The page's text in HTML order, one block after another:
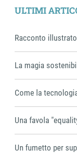
ULTIMI
Racconto
La magia
Come la
Una favola
Un fumetto per